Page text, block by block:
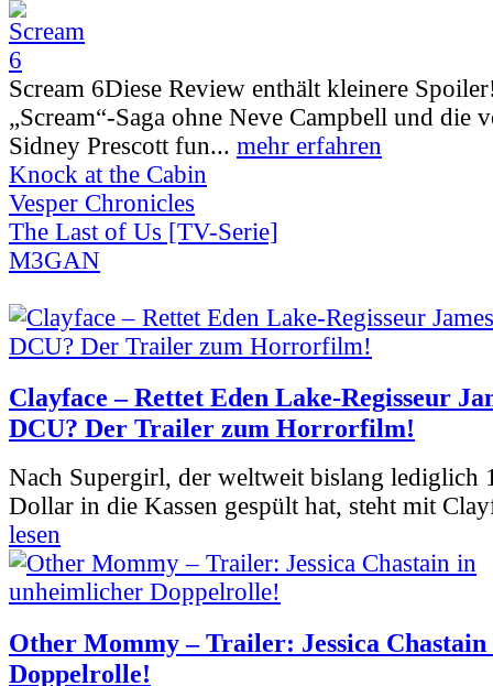
Scream 6Diese Review enthält kleinere
„Scream“-Saga ohne Neve Campbell und die
Sidney Prescott fun... mehr erfahren
Knock at the Cabin
Vesper Chronicles
The Last of Us [TV-Serie]
M3GAN
Clayface – Rettet Eden Lake-Regisseur
DCU? Der Trailer zum Horrorfilm!
Nach Supergirl, der weltweit bislang lediglich
Dollar in die Kassen gespült hat, steht mit
lesen
Other Mommy – Trailer: Jessica
Doppelrolle!